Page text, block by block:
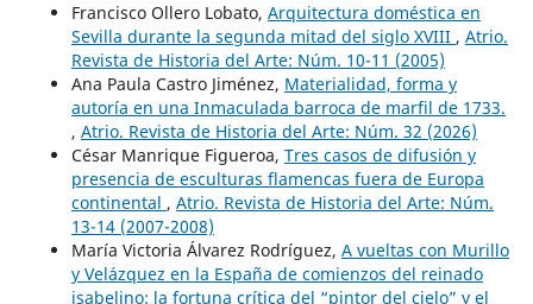
Francisco Ollero Lobato, Arquitectura doméstica en
Sevilla durante la segunda mitad del siglo XVIII , Atrio.
Revista de Historia del Arte: Núm. 10-11 (2005)
Ana Paula Castro Jiménez, Materialidad, forma y
autoría en una Inmaculada barroca de marfil de 1733.
, Atrio. Revista de Historia del Arte: Núm. 32 (2026)
César Manrique Figueroa, Tres casos de difusión y
presencia de esculturas flamencas fuera de Europa
continental , Atrio. Revista de Historia del Arte: Núm.
13-14 (2007-2008)
María Victoria Álvarez Rodríguez, A vueltas con Murillo
y Velázquez en la España de comienzos del reinado
isabelino: la fortuna crítica del “pintor del cielo” y el